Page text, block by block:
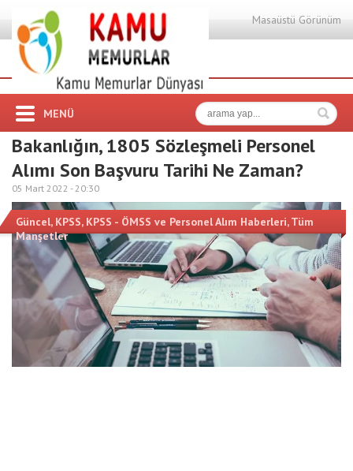
Masaüstü Görünüm
MENÜ
Bakanlığın, 1805 Sözleşmeli Personel
Alımı Son Başvuru Tarihi Ne Zaman?
05 Mart 2022 -20:30
Güncel, KPSS, KPSS - ÖMSS ve Personel Alım Haberleri,Tüm
Manşetler